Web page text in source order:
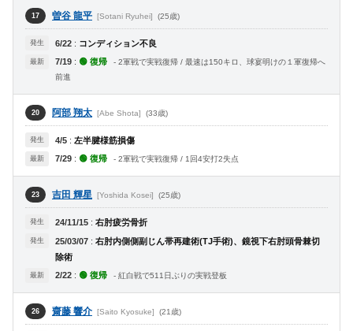
17 曽谷 龍平 [Sotani Ryuhei] (25歳)
発生 6/22 : コンディション不良
最新 7/19 : 🟢 復帰
- 2軍戦で実戦復帰 / 最速は150キロ、球宴明けの１軍復帰へ
前進
20 阿部 翔太 [Abe Shota] (33歳)
発生 4/5 : 左半腱様筋損傷
最新 7/29 : 🟢 復帰 - 2軍戦で実戦復帰 / 1回4安打2失点
23 吉田 輝星 [Yoshida Kosei] (25歳)
発生 24/11/15 : 右肘疲労骨折
発生 25/03/07 : 右肘内側側副じん帯再建術(TJ手術)、鏡視下右肘頭骨棘切
除術
最新 2/22 : 🟢 復帰 - 紅白戦で511日ぶりの実戦登板
26 齋藤 響介 [Saito Kyosuke] (21歳)